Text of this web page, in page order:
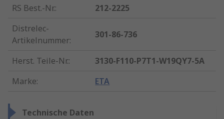
RS Best.-Nr.:
212-2225
Distrelec-
Artikelnummer:
301-86-736
Herst. Teile-Nr.:
3130-F110-P7T1-W19QY7-5A
Marke: ETA
Technische Daten